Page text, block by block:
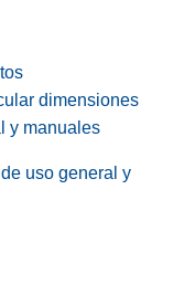
dimensiones
y manuales
uso general y